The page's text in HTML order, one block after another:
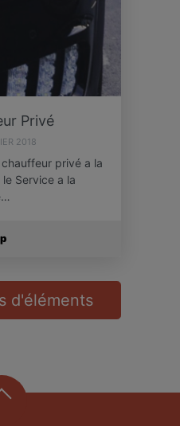
Privé
2018
privé a la
Service a la
d'éléments